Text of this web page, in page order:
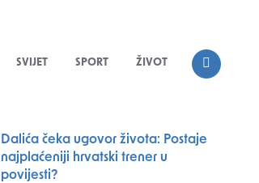
SVIJET SPORT ŽIVOT
Dalića čeka ugovor života: Postaje
najplaćeniji hrvatski trener u
povijesti?